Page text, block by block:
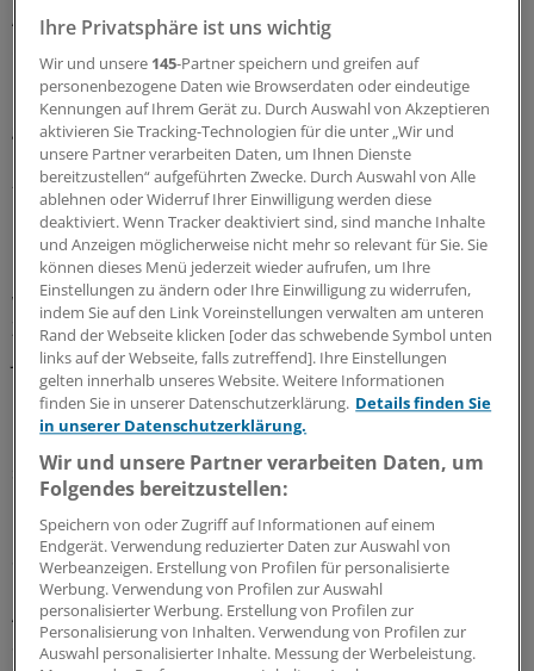
Aussagen über langfristigen Vorteil lassen
Studien nicht zu
Erwartungsgemäß verloren Probanden, bei denen
gleichzeitig die täglich aufgenommene Kalorienmenge
limitiert war, mehr Gewicht (-2,21 kg; 95%-KI -3,31 bis
-1,12) als solche ohne Kalorienrestriktion (-1,13 kg; 95%-
KI -2,04 bis -0,21).
Der Gewichtsverlust war zudem bei einem Follow-up von
weniger als einem Jahr größer als bei längeren
Zeiträumen (< 1 Jahr: -2,05; 95%-KI -2,85 bis -1,25 vs. = 1
Jahr: -1,13 kg; 95%-KI -2,04 bis -0,21).
Nach Ansicht von Ru-Yi Huang aus dem E-Da-
Krankenhaus in Koahsiung City und seinen Kollegen
scheint eine vegetarische Ernährung - und eine vegane
im Besonderen - das Abnehmen zu erleichtern. Dieser
Effekt lasse jedoch mit der Zeit nach, so die
Studienautoren.
Angesichts der großen Heterogenität der analysierten
Studien möchten Huang und Kollegen die Ergebnisse
Ihre Privatsphäre ist uns wichtig
Wir und unsere 145-Partner speichern und greifen auf
personenbezogene Daten wie Browserdaten oder eindeutige
Kennungen auf Ihrem Gerät zu. Durch Auswahl von Akzeptieren
aktivieren Sie Tracking-Technologien für die unter „Wir und
unsere Partner verarbeiten Daten, um Ihnen Dienste
bereitzustellen“ aufgeführten Zwecke. Durch Auswahl von Alle
ablehnen oder Widerruf Ihrer Einwilligung werden diese
deaktiviert. Wenn Tracker deaktiviert sind, sind manche Inhalte
und Anzeigen möglicherweise nicht mehr so relevant für Sie. Sie
können dieses Menü jederzeit wieder aufrufen, um Ihre
Einstellungen zu ändern oder Ihre Einwilligung zu widerrufen,
indem Sie auf den Link Voreinstellungen verwalten am unteren
Rand der Webseite klicken [oder das schwebende Symbol unten
links auf der Webseite, falls zutreffend]. Ihre Einstellungen
gelten innerhalb unseres Website. Weitere Informationen
finden Sie in unserer Datenschutzerklärung. Details finden Sie
in unserer Datenschutzerklärung.
Wir und unsere Partner verarbeiten Daten, um
Folgendes bereitzustellen:
Speichern von oder Zugriff auf Informationen auf einem
Endgerät. Verwendung reduzierter Daten zur Auswahl von
Werbeanzeigen. Erstellung von Profilen für personalisierte
Werbung. Verwendung von Profilen zur Auswahl
personalisierter Werbung. Erstellung von Profilen zur
Personalisierung von Inhalten. Verwendung von Profilen zur
Auswahl personalisierter Inhalte. Messung der Werbeleistung.